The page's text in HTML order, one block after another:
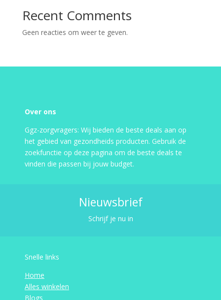
Recent Comments
Geen reacties om weer te geven.
Over ons
Ggz-zorgvragers: Wij bieden de beste deals aan op
het gebied van gezondheids producten. Gebruik de
zoekfunctie op deze pagina om de beste deals te
vinden die passen bij jouw budget.
Nieuwsbrief
Schrijf je nu in
Snelle links
Home
Alles winkelen
Blogs